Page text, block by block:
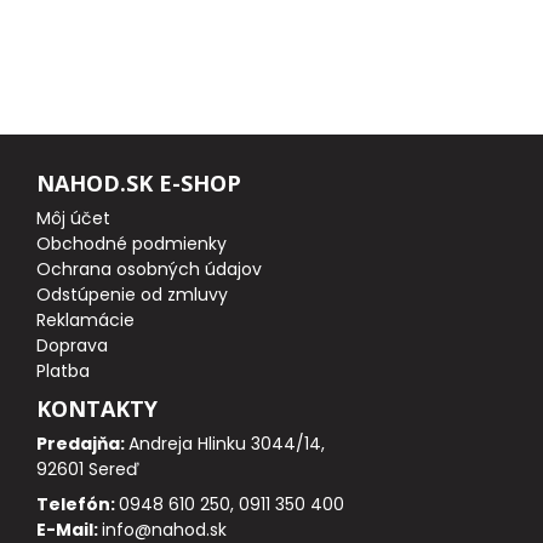
NAHOD.SK E-SHOP
Môj účet
Obchodné podmienky
Ochrana osobných údajov
Odstúpenie od zmluvy
Reklamácie
Doprava
Platba
KONTAKTY
Predajňa:Andreja Hlinku 3044/14,
92601 Sereď
Telefón:0948 610 250, 0911 350 400
E-Mail:info@nahod.sk
PRÍVLAČOVÉ PRÚTY
BIČE A DELIČKY
SPODOVÉ A MARKEROVACIE PRÚTY
FEEDER ŠPIČKY
MATCHOVÉ A BOLOGNESOVÉ PRÚTY